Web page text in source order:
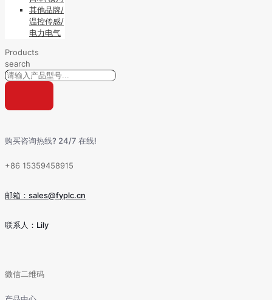
其他品牌/
温控传感/
电力电气
Products
search
购买咨询热线? 24/7 在线!
+86 15359458915
邮箱：sales@fyplc.cn
联系人：Lily
微信二维码